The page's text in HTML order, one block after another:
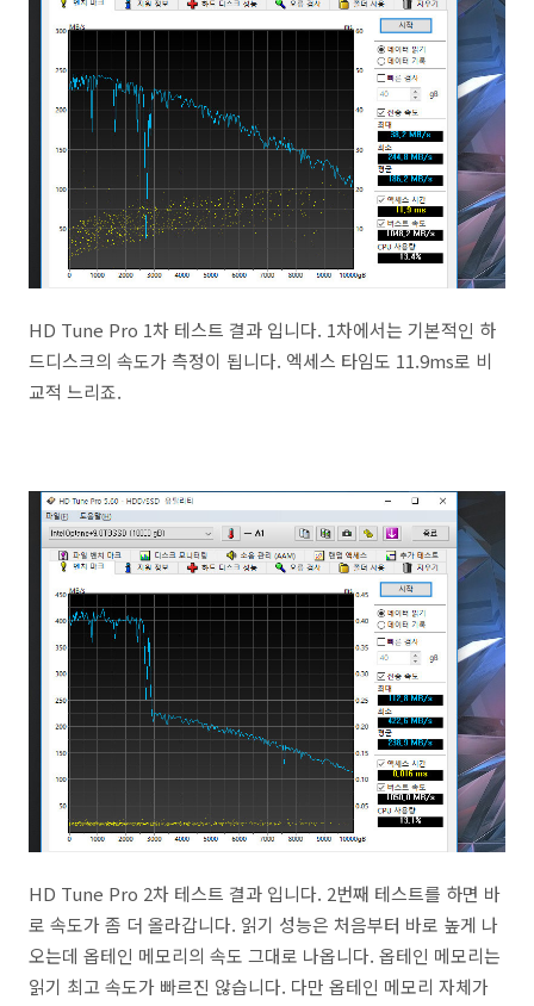
HD Tune Pro 1차 테스트 결과 입니다. 1차에서는 기본적인 하
드디스크의 속도가 측정이 됩니다. 엑세스 타임도 11.9ms로 비
교적 느리죠.
HD Tune Pro 2차 테스트 결과 입니다. 2번째 테스트를 하면 바
로 속도가 좀 더 올라갑니다. 읽기 성능은 처음부터 바로 높게 나
오는데 옵테인 메모리의 속도 그대로 나옵니다. 옵테인 메모리는
읽기 최고 속도가 빠르진 않습니다. 다만 옵테인 메모리 자체가